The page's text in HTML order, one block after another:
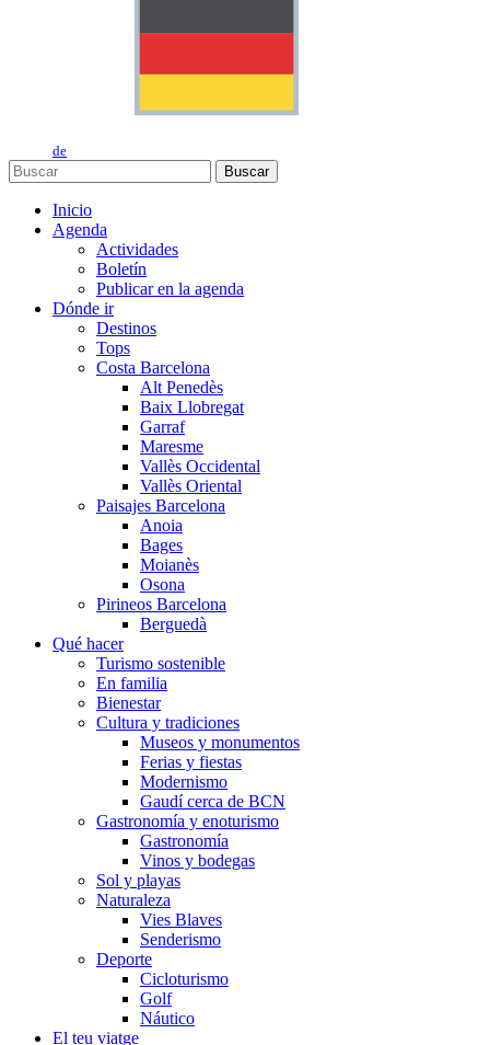
de
Buscar
Inicio
Agenda
Actividades
Boletín
Publicar en la agenda
Dónde ir
Destinos
Tops
Costa Barcelona
Alt Penedès
Baix Llobregat
Garraf
Maresme
Vallès Occidental
Vallès Oriental
Paisajes Barcelona
Anoia
Bages
Moianès
Osona
Pirineos Barcelona
Berguedà
Qué hacer
Turismo sostenible
En familia
Bienestar
Cultura y tradiciones
Museos y monumentos
Ferias y fiestas
Modernismo
Gaudí cerca de BCN
Gastronomía y enoturismo
Gastronomía
Vinos y bodegas
Sol y playas
Naturaleza
Vies Blaves
Senderismo
Deporte
Cicloturismo
Golf
Náutico
El teu viatge